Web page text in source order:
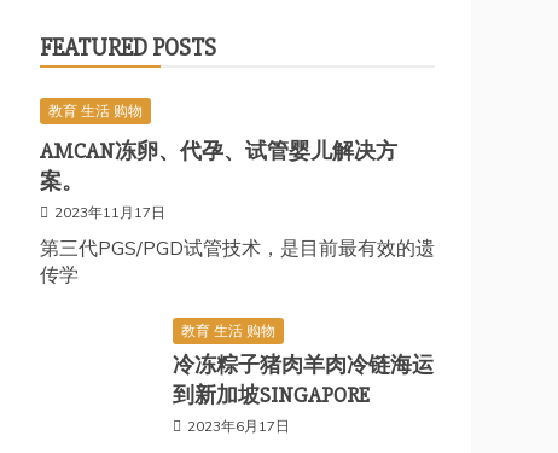
FEATURED POSTS
教育 生活 购物
AMCAN冻卵、代孕、试管婴儿解决方
案。
2023年11月17日
第三代PGS/PGD试管技术，是目前最有效的遗
传学
教育 生活 购物
冷冻粽子猪肉羊肉冷链海运
到新加坡SINGAPORE
2023年6月17日